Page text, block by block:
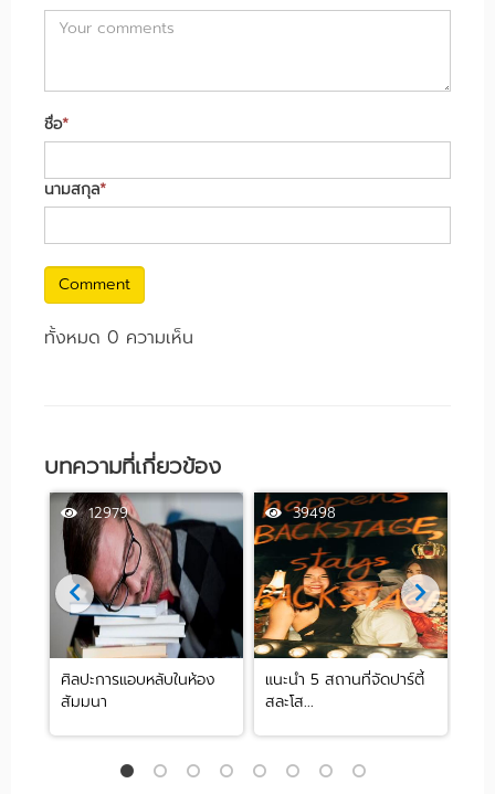
ชื่อ*
นามสกุล*
Comment
ทั้งหมด 0 ความเห็น
บทความที่เกี่ยวข้อง
12979
ศิลปะการแอบหลับในห้อง
สัมมนา
39498
แนะนำ 5 สถานที่จัดปาร์ตี้
สละโส...